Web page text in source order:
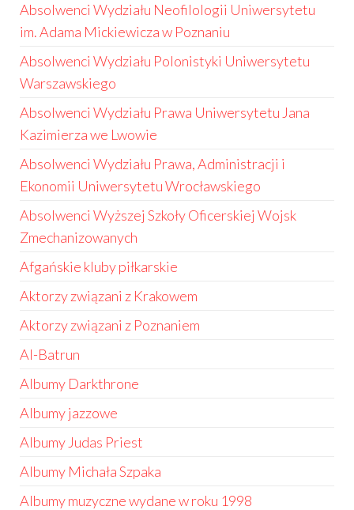
Absolwenci Wydziału Neofilologii Uniwersytetu
im. Adama Mickiewicza w Poznaniu
Absolwenci Wydziału Polonistyki Uniwersytetu
Warszawskiego
Absolwenci Wydziału Prawa Uniwersytetu Jana
Kazimierza we Lwowie
Absolwenci Wydziału Prawa, Administracji i
Ekonomii Uniwersytetu Wrocławskiego
Absolwenci Wyższej Szkoły Oficerskiej Wojsk
Zmechanizowanych
Afgańskie kluby piłkarskie
Aktorzy związani z Krakowem
Aktorzy związani z Poznaniem
Al-Batrun
Albumy Darkthrone
Albumy jazzowe
Albumy Judas Priest
Albumy Michała Szpaka
Albumy muzyczne wydane w roku 1998